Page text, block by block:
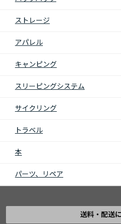
ストレージ
アパレル
キャンピング
スリーピングシステム
サイクリング
トラベル
本
パーツ、リペア
送料・配送